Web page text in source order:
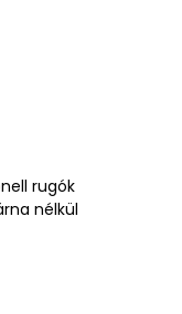
rugók
nélkül